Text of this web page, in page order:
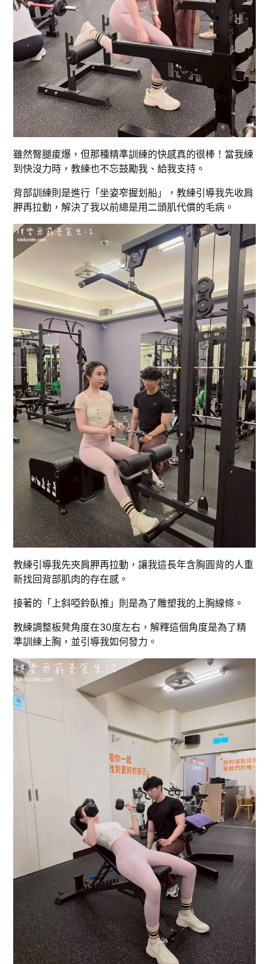
雖然臀腿痠爆，但那種精準訓練的快感真的很棒！當我練
到快沒力時，教練也不忘鼓勵我、給我支持。
背部訓練則是進行「坐姿窄握划船」，教練引導我先收肩
胛再拉動，解決了我以前總是用二頭肌代償的毛病。
教練引導我先夾肩胛再拉動，讓我這長年含胸圓背的人重
新找回背部肌肉的存在感。
接著的「上斜啞鈴臥推」則是為了雕塑我的上胸線條。
教練調整板凳角度在30度左右，解釋這個角度是為了精
準訓練上胸，並引導我如何發力。